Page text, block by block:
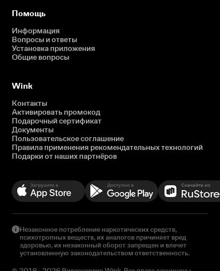
Помощь
Информация
Вопросы и ответы
Установка приложения
Общие вопросы
Wink
Контакты
Активировать промокод
Подарочный сертификат
Документы
Пользовательское соглашение
Правила применения рекомендательных технологий
Подарки от наших партнёров
Незаконное потребление наркотических средств,
психотропных веществ, их аналогов причиняет вред
здоровью, их незаконный оборот запрещен и влечет
установленную законодательством ответственность.